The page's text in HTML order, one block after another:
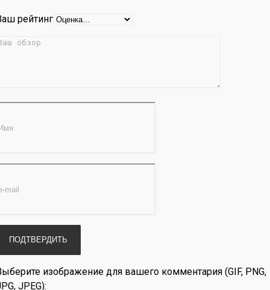
рейтинг
изображение для вашего комментария (GIF, PNG,
JPEG):